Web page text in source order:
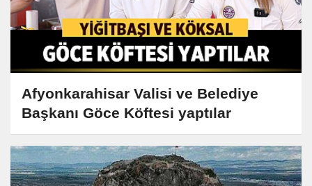
Afyonkarahisar Valisi ve Belediye
Başkanı Göce Köftesi yaptılar